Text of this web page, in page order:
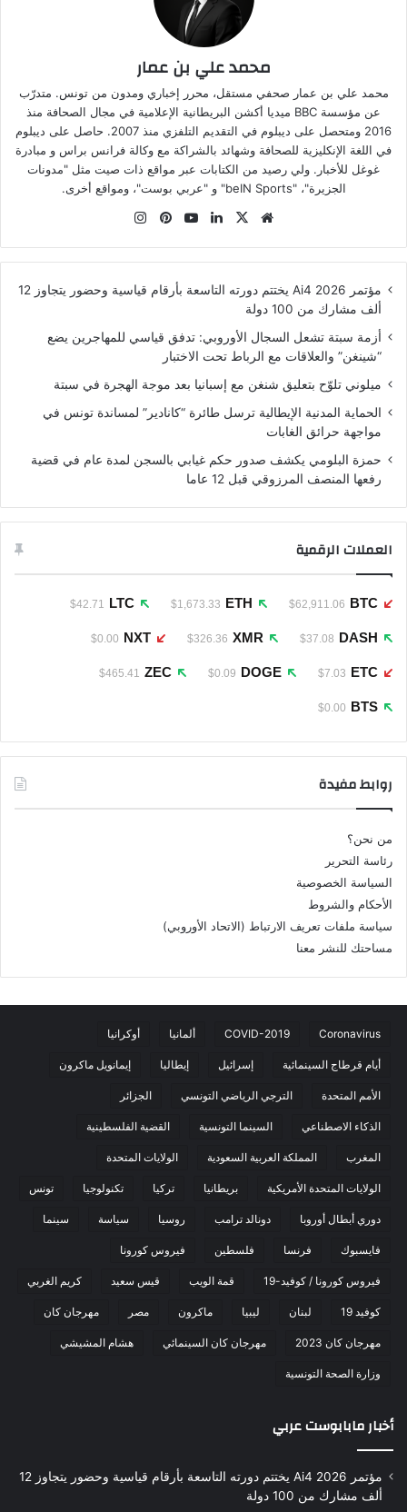
محمد علي بن عمار
محمد علي بن عمار صحفي مستقل، محرر إخباري ومدون من تونس. متدرّب
عن مؤسسة BBC ميديا أكشن البريطانية الإعلامية في مجال الصحافة منذ
2016 ومتحصل على ديبلوم في التقديم التلفزي منذ 2007. حاصل على ديبلوم
في اللغة الإنكليزية للصحافة وشهائد بالشراكة مع وكالة فرانس براس و مبادرة
غوغل للأخبار. ولي رصيد من الكتابات عبر مواقع ذات صيت مثل "مدونات
الجزيرة"، "beIN Sports" و "عربي بوست"، ومواقع أخرى.
موقع
‫X لينكدإن‫YouTubeبينتيريست
مؤتمر Ai4 2026 يختتم دورته التاسعة بأرقام قياسية وحضور يتجاوز 12
ألف مشارك من 100 دولة
أزمة سبتة تشعل السجال الأوروبي: تدفق قياسي للمهاجرين يضع
“شينغن” والعلاقات مع الرباط تحت الاختبار
ميلوني تلوّح بتعليق شنغن مع إسبانيا بعد موجة الهجرة في سبتة
الحماية المدنية الإيطالية ترسل طائرة “كانادير” لمساندة تونس في
مواجهة حرائق الغابات
حمزة البلومي يكشف صدور حكم غيابي بالسجن لمدة عام في قضية
رفعها المنصف المرزوقي قبل 12 عاما
العملات الرقمية
BTC
$62,911.06
ETH
$1,673.33
LTC
$42.71
DASH
$37.08
XMR
$326.36
NXT
$0.00
ETC
$7.03
DOGE
$0.09
ZEC
$465.41
BTS
$0.00
روابط مفيدة
من نحن؟
رئاسة التحرير
السياسة الخصوصية
الأحكام والشروط
سياسة ملفات تعريف الارتباط (الاتحاد الأوروبي)
مساحتك للنشر معنا
Coronavirus
COVID-2019 ألمانيا أوكرانيا
أيام قرطاج السينمائية إسرائيل إيطاليا إيمانويل ماكرون
الأمم المتحدة الترجي الرياضي التونسي الجزائر
الذكاء الاصطناعي السينما التونسية القضية الفلسطينية
المغرب المملكة العربية السعودية الولايات المتحدة
الولايات المتحدة الأمريكية بريطانيا تركيا تكنولوجيا تونس
دوري أبطال أوروبا دونالد ترامب روسيا سياسة سينما
فايسبوك فرنسا فلسطين فيروس كورونا
فيروس كورونا / كوفيد-19 قمة الويب قيس سعيد كريم الغربي
كوفيد 19 لبنان ليبيا ماكرون مصر مهرجان كان
مهرجان كان 2023 مهرجان كان السينمائي هشام المشيشي
وزارة الصحة التونسية
أخبار مابابوست عربي
مؤتمر Ai4 2026 يختتم دورته التاسعة بأرقام قياسية وحضور يتجاوز 12
ألف مشارك من 100 دولة